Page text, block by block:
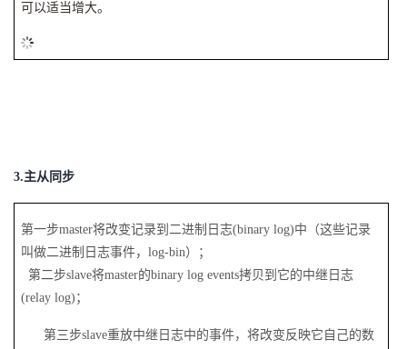
可以适当增大。
3.主从同步
第一步master将改变记录到二进制日志(binary log)中（这些记录
叫做二进制日志事件，log-bin）；
第二步slave将master的binary log events拷贝到它的中继日志
(relay log)；
第三步slave重放中继日志中的事件，将改变反映它自己的数